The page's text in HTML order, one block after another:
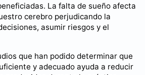
La falta de sueño afecta
cerebro perjudicando la
asumir riesgos y el
que han podido determinar que
y adecuado ayuda a reducir